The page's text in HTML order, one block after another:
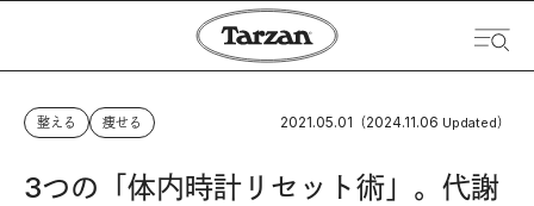
整える 痩せる 2021.05.01 （2024.11.06 Updated）
3つの「体内時計リセット術」。代謝